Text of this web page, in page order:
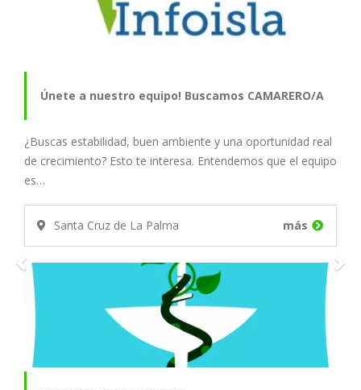
Únete a nuestro equipo! Buscamos CAMARERO/A
¿Buscas estabilidad, buen ambiente y una oportunidad real
de crecimiento? Esto te interesa. Entendemos que el equipo
es…
Santa Cruz de La Palma más